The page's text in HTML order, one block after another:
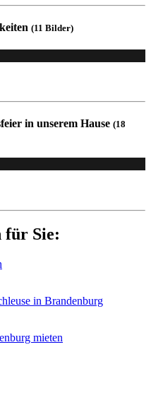
(11 Bilder)
in unserem Hause (18
für Sie: